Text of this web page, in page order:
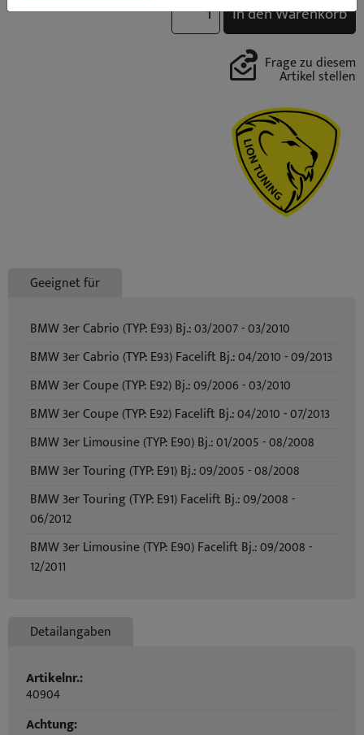
In den Warenkorb
Frage zu diesem
Artikel stellen
Geeignet für
BMW 3er Cabrio (TYP: E93) Bj.: 03/2007 - 03/2010
BMW 3er Cabrio (TYP: E93) Facelift Bj.: 04/2010 - 09/2013
BMW 3er Coupe (TYP: E92) Bj.: 09/2006 - 03/2010
BMW 3er Coupe (TYP: E92) Facelift Bj.: 04/2010 - 07/2013
BMW 3er Limousine (TYP: E90) Bj.: 01/2005 - 08/2008
BMW 3er Touring (TYP: E91) Bj.: 09/2005 - 08/2008
BMW 3er Touring (TYP: E91) Facelift Bj.: 09/2008 -
06/2012
BMW 3er Limousine (TYP: E90) Facelift Bj.: 09/2008 -
12/2011
Detailangaben
Artikelnr.:
40904
Achtung: